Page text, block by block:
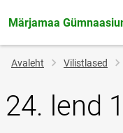
Märjamaa
Jälglink
Avaleht Vilistlased
24. lend